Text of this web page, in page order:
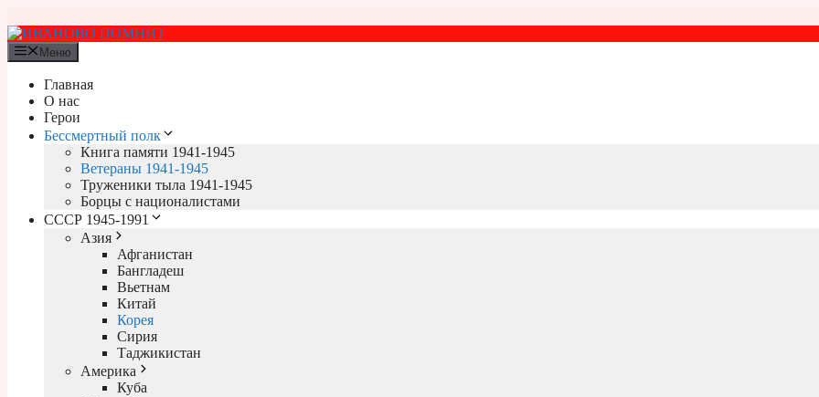
к
содержимому
Меню
Главная
О нас
Герои
Бессмертный полк
Книга памяти 1941-1945
Ветераны 1941-1945
Труженики тыла 1941-1945
Борцы с националистами
СССР 1945-1991
Азия
Афганистан
Бангладеш
Вьетнам
Китай
Корея
Сирия
Таджикистан
Америка
Куба